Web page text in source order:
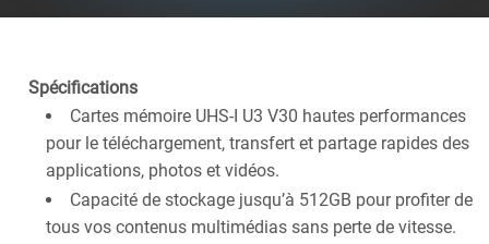
Spécifications
Cartes mémoire UHS-I U3 V30 hautes performances
pour le téléchargement, transfert et partage rapides des
applications, photos et vidéos.
Capacité de stockage jusqu’à 512GB pour profiter de
tous vos contenus multimédias sans perte de vitesse.